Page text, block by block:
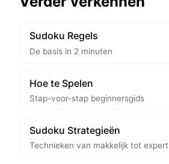
Sudoku Regels
De basis in 2 minuten
Hoe te Spelen
Stap-voor-stap beginnersgids
Sudoku Strategieën
Technieken van makkelijk tot expert